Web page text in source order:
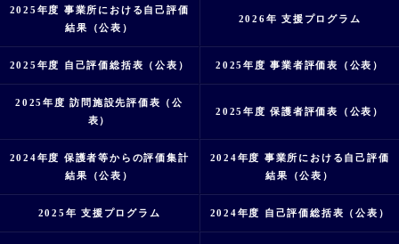
2025年度 事業所における自己評価
結果（公表）
2026年 支援プログラム
2025年度 自己評価総括表（公表） 2025年度 事業者評価表（公表）
2025年度 訪問施設先評価表（公
表）
2025年度 保護者評価表（公表）
2024年度 保護者等からの評価集計
結果（公表）
2024年度 事業所における自己評価
結果（公表）
2025年 支援プログラム 2024年度 自己評価総括表（公表）